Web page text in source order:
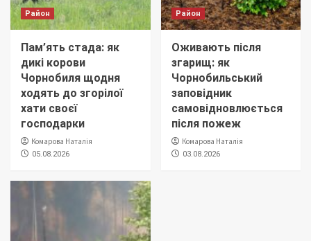
Район
Пам’ять стада: як
дикі корови
Чорнобиля щодня
ходять до згорілої
хати своєї
господарки
Комарова Наталія
05.08.2026
Район
Оживають після
згарищ: як
Чорнобильський
заповідник
самовідновлюється
після пожеж
Комарова Наталія
03.08.2026